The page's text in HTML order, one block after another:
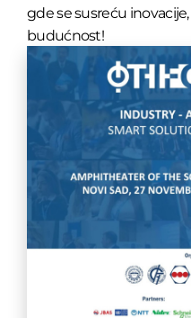
gde se susreću
budućnost!